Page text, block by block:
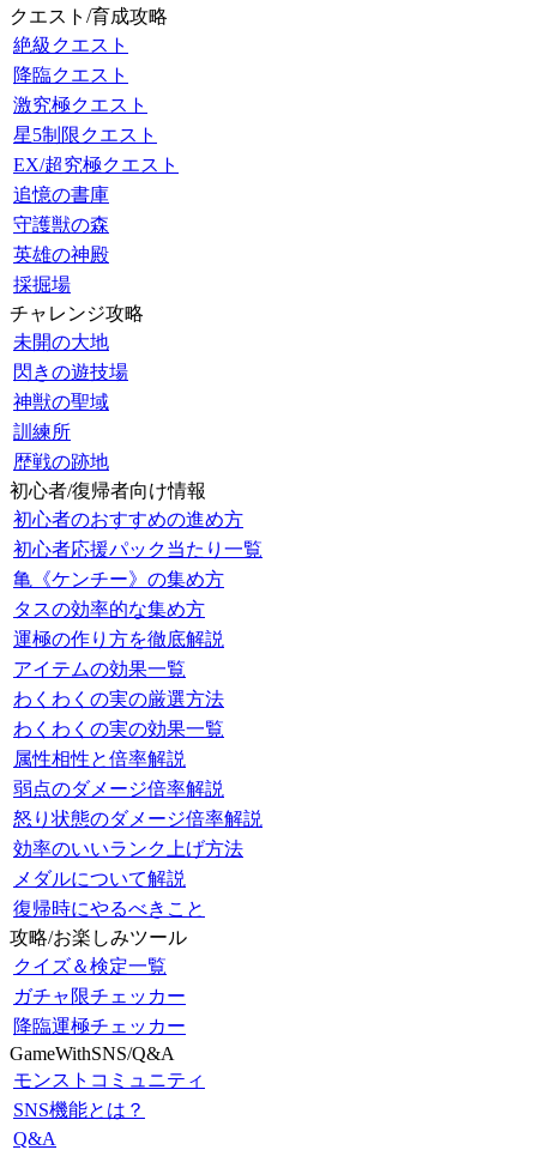
クエスト/育成攻略
絶級クエスト
降臨クエスト
激究極クエスト
星5制限クエスト
EX/超究極クエスト
追憶の書庫
守護獣の森
英雄の神殿
採掘場
チャレンジ攻略
未開の大地
閃きの遊技場
神獣の聖域
訓練所
歴戦の跡地
初心者/復帰者向け情報
初心者のおすすめの進め方
初心者応援パック当たり一覧
亀《ケンチー》の集め方
タスの効率的な集め方
運極の作り方を徹底解説
アイテムの効果一覧
わくわくの実の厳選方法
わくわくの実の効果一覧
属性相性と倍率解説
弱点のダメージ倍率解説
怒り状態のダメージ倍率解説
効率のいいランク上げ方法
メダルについて解説
復帰時にやるべきこと
攻略/お楽しみツール
クイズ＆検定一覧
ガチャ限チェッカー
降臨運極チェッカー
GameWithSNS/Q&A
モンストコミュニティ
SNS機能とは？
Q&A